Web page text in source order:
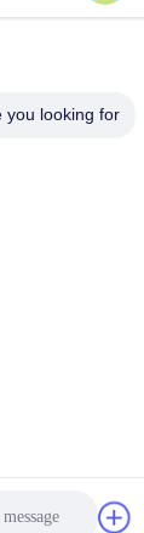
بريد
looking for?